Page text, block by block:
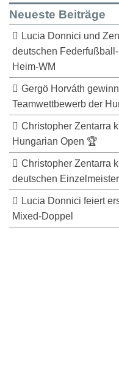
Neueste Beiträge
Lucia Donnici und
deutschen
Heim-WM
Gergö Horváth
Teamwettbewerb der
Christopher Zentarra
Hungarian Open 🏆
Christopher Zentarra
deutschen
Lucia Donnici feiert
Mixed-Doppel